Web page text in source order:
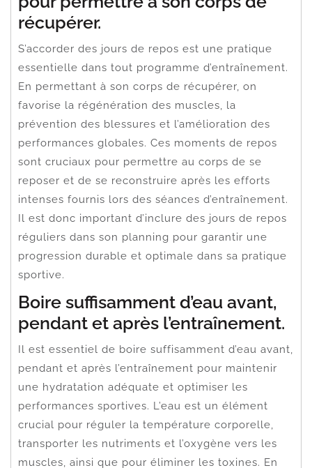
récupérer.
S’accorder des jours de repos est une pratique
essentielle dans tout programme d’entraînement.
En permettant à son corps de récupérer, on
favorise la régénération des muscles, la
prévention des blessures et l’amélioration des
performances globales. Ces moments de repos
sont cruciaux pour permettre au corps de se
reposer et de se reconstruire après les efforts
intenses fournis lors des séances d’entraînement.
Il est donc important d’inclure des jours de repos
réguliers dans son planning pour garantir une
progression durable et optimale dans sa pratique
sportive.
Boire suffisamment d’eau avant,
pendant et après l’entraînement.
Il est essentiel de boire suffisamment d’eau avant,
pendant et après l’entraînement pour maintenir
une hydratation adéquate et optimiser les
performances sportives. L’eau est un élément
crucial pour réguler la température corporelle,
transporter les nutriments et l’oxygène vers les
muscles, ainsi que pour éliminer les toxines. En